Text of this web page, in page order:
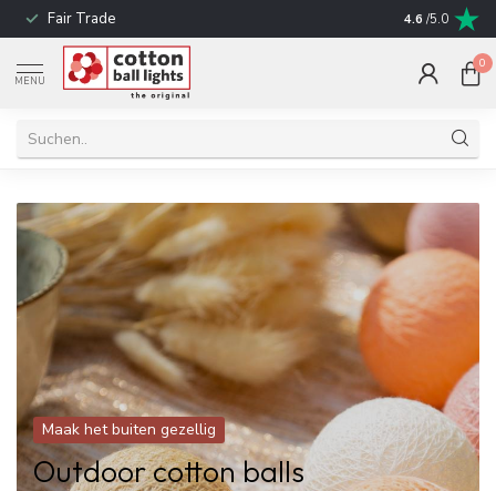
Fair Trade schnelle
4.6 /5.0
MENU
0
Maak het buiten gezellig
Outdoor cotton balls